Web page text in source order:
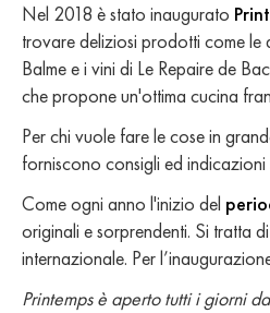
Nel 2018 è stato inaugurato
trovare deliziosi prodotti come
Balme e i vini di Le Repaire de
che propone un'ottima cucina
Per chi vuole fare le cose in
forniscono consigli ed
Come ogni anno l'inizio del
originali e sorprendenti. Si tratta
internazionale. Per
Printemps è aperto tutti i giorni